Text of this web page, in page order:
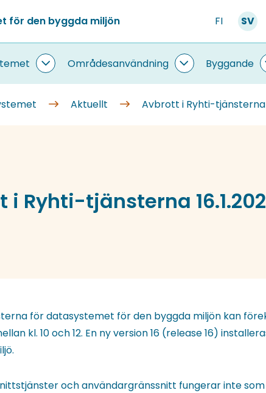
för den byggda miljön FI SV
Information
om
undersidor
Områdesanvändning
undersidor
Byggande
Aktuellt Avbrott i Ryhti-tjänsterna
i Ryhti-tjänsterna
för datasystemet för den byggda miljön kan
kl. 10 och 12. En ny version 16 (release 16)
och användargränssnitt fungerar inte